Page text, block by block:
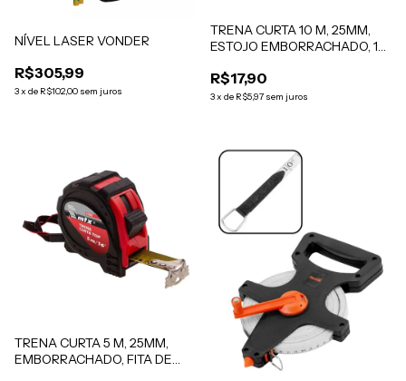
NÍVEL LASER VONDER
R$305,99
3x de R$102,00 sem juros
TRENA CURTA 10 M, 25MM,
ESTOJO EMBORRACHADO, 1
R$17,90
3x de R$5,97 sem juros
TRENA CURTA 5 M, 25MM,
EMBORRACHADO, FITA DE